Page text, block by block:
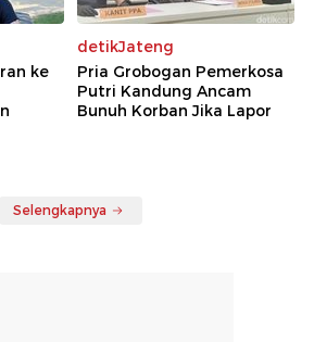
ke
detikJateng
Pria Grobogan Pemerkosa
Putri Kandung Ancam
Bunuh Korban Jika Lapor
Selengkapnya